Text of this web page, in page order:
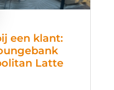
een klant:
Latte